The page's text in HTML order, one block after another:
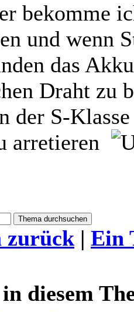
bekomme
und wenn
das
Draht zu
der S-
arretieren
zurück | Ein
diesem